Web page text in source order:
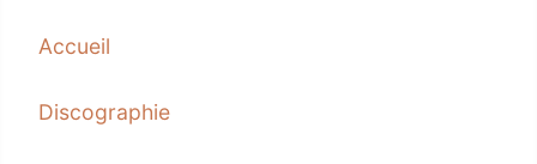
Accueil
Discographie